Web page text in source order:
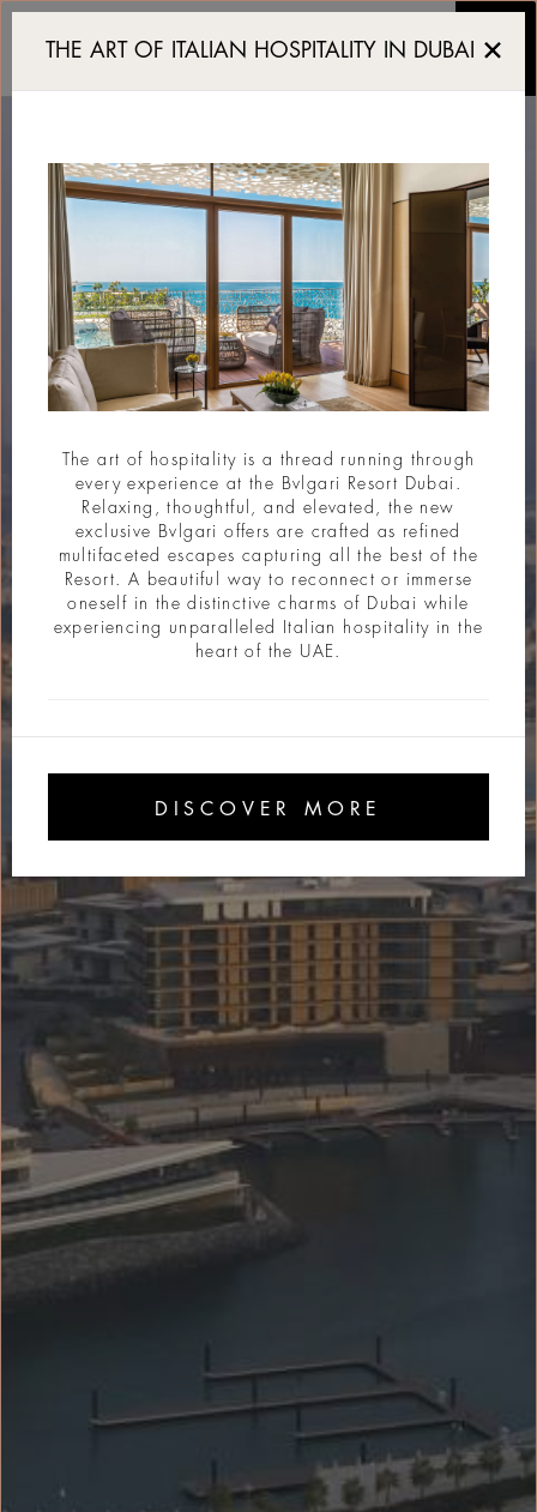
Helicopter Tour
THE ART OF ITALIAN HOSPITALITY IN DUBAI
The art of hospitality is a thread running through
every experience at the Bvlgari Resort Dubai.
Relaxing, thoughtful, and elevated, the new
exclusive Bvlgari offers are crafted as refined
multifaceted escapes capturing all the best of the
Resort. A beautiful way to reconnect or immerse
oneself in the distinctive charms of Dubai while
experiencing unparalleled Italian hospitality in the
heart of the UAE.
DISCOVER MORE